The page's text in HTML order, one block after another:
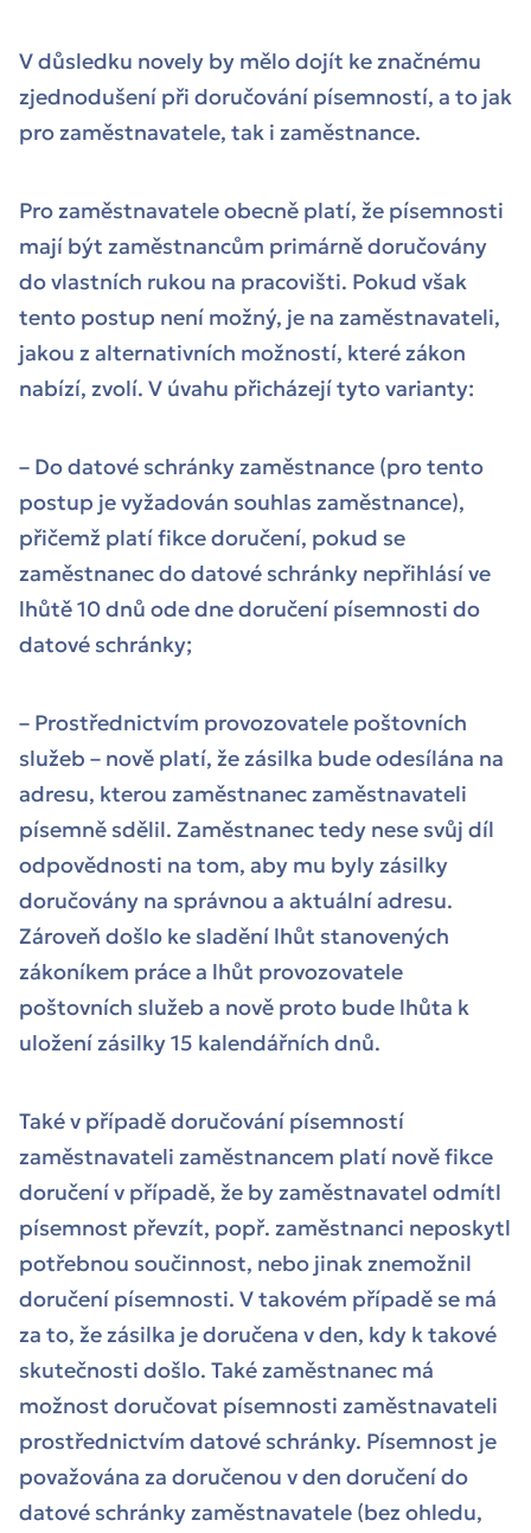
V důsledku novely by mělo dojít ke značnému
zjednodušení při doručování písemností, a to jak
pro zaměstnavatele, tak i zaměstnance.
Pro zaměstnavatele obecně platí, že písemnosti
mají být zaměstnancům primárně doručovány
do vlastních rukou na pracovišti. Pokud však
tento postup není možný, je na zaměstnavateli,
jakou z alternativních možností, které zákon
nabízí, zvolí. V úvahu přicházejí tyto varianty:
– Do datové schránky zaměstnance (pro tento
postup je vyžadován souhlas zaměstnance),
přičemž platí fikce doručení, pokud se
zaměstnanec do datové schránky nepřihlásí ve
lhůtě 10 dnů ode dne doručení písemnosti do
datové schránky;
– Prostřednictvím provozovatele poštovních
služeb – nově platí, že zásilka bude odesílána na
adresu, kterou zaměstnanec zaměstnavateli
písemně sdělil. Zaměstnanec tedy nese svůj díl
odpovědnosti na tom, aby mu byly zásilky
doručovány na správnou a aktuální adresu.
Zároveň došlo ke sladění lhůt stanovených
zákoníkem práce a lhůt provozovatele
poštovních služeb a nově proto bude lhůta k
uložení zásilky 15 kalendářních dnů.
Také v případě doručování písemností
zaměstnavateli zaměstnancem platí nově fikce
doručení v případě, že by zaměstnavatel odmítl
písemnost převzít, popř. zaměstnanci neposkytl
potřebnou součinnost, nebo jinak znemožnil
doručení písemnosti. V takovém případě se má
za to, že zásilka je doručena v den, kdy k takové
skutečnosti došlo. Také zaměstnanec má
možnost doručovat písemnosti zaměstnavateli
prostřednictvím datové schránky. Písemnost je
považována za doručenou v den doručení do
datové schránky zaměstnavatele (bez ohledu,